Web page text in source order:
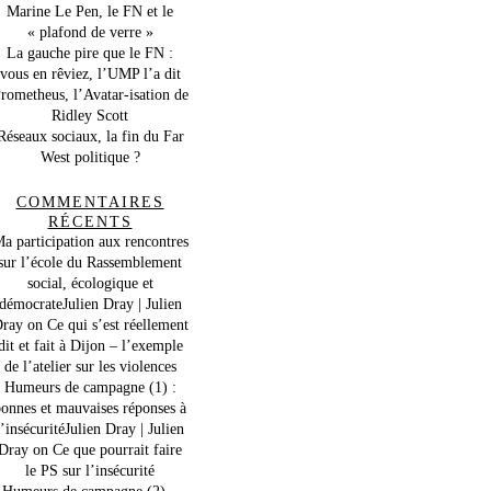
Marine Le Pen, le FN et le
« plafond de verre »
La gauche pire que le FN :
vous en rêviez, l’UMP l’a dit
l’Avatar-isation de
Ridley Scott
sociaux, la fin du Far
West politique ?
COMMENTAIRES
RÉCENTS
participation aux rencontres
l’école du Rassemblement
social, écologique et
démocrateJulien Dray | Julien
on Ce qui s’est réellement
et fait à Dijon – l’exemple
de l’atelier sur les violences
Humeurs de campagne (1) :
et mauvaises réponses à
Dray | Julien
on Ce que pourrait faire
le PS sur l’insécurité